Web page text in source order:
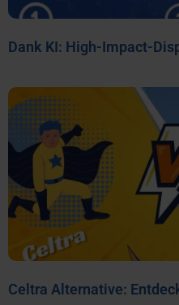
Dank KI: High-Impact-
Celtra Alternative: